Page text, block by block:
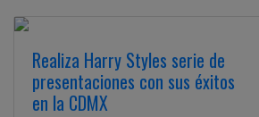
Realiza Harry Styles serie de
presentaciones con sus éxitos
en la CDMX